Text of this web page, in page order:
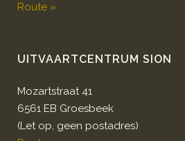
Route »
UITVAARTCENTRUM SION
Mozartstraat 41
6561 EB Groesbeek
(Let op, geen postadres)